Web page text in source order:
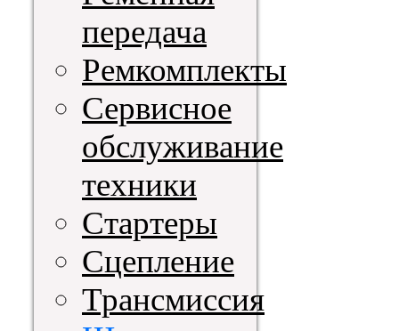
передача
Ремкомплекты
Сервисное
обслуживание
техники
Стартеры
Сцепление
Трансмиссия